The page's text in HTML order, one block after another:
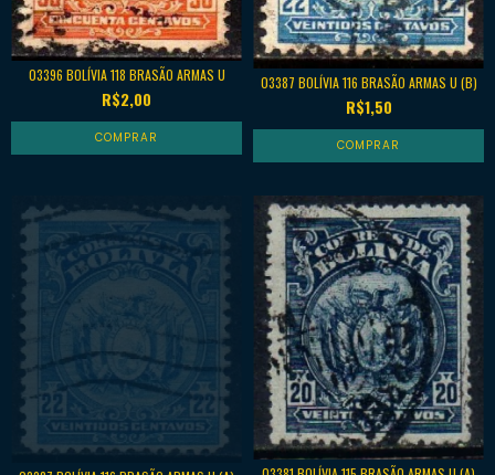
03396 BOLÍVIA 118 BRASÃO ARMAS U
R$2,00
03387 BOLÍVIA 116 BRASÃO ARMAS U (B)
R$1,50